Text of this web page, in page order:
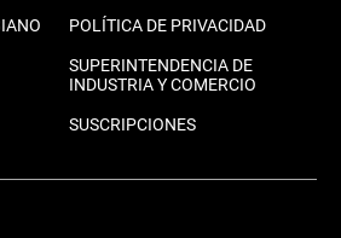
POLÍTICA DE PRIVACIDAD
SUPERINTENDENCIA DE
INDUSTRIA Y COMERCIO
SUSCRIPCIONES